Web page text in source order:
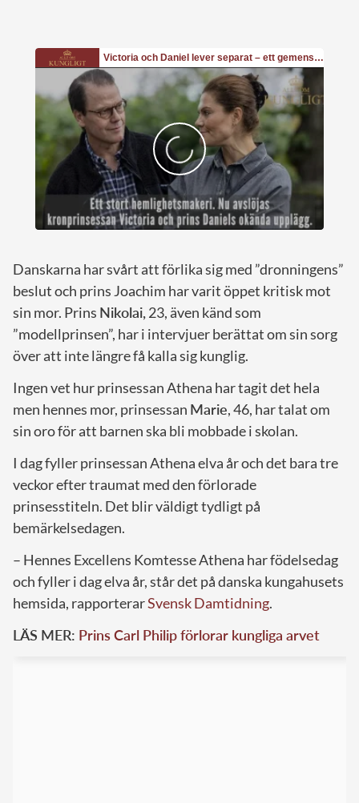
Danskarna har svårt att förlika sig med ”dronningens”
beslut och prins Joachim har varit öppet kritisk mot
sin mor. Prins Nikolai, 23, även känd som
”modellprinsen”, har i intervjuer berättat om sin sorg
över att inte längre få kalla sig kunglig.
Ingen vet hur prinsessan Athena har tagit det hela
men hennes mor, prinsessan Marie, 46, har talat om
sin oro för att barnen ska bli mobbade i skolan.
I dag fyller prinsessan Athena elva år och det bara tre
veckor efter traumat med den förlorade
prinsesstiteln. Det blir väldigt tydligt på
bemärkelsedagen.
– Hennes Excellens Komtesse Athena har födelsedag
och fyller i dag elva år, står det på danska kungahusets
hemsida, rapporterarSvensk Damtidning.
LÄS MER: Prins Carl Philip förlorar kungliga arvet